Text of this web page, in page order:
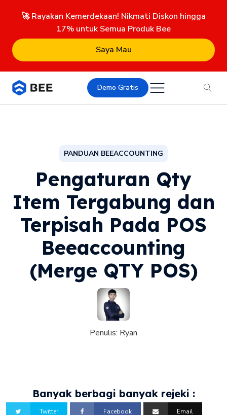
🚀 Rayakan Kemerdekaan! Nikmati Diskon hingga
17% untuk Semua Produk Bee
Saya Mau
Demo Gratis
PANDUAN BEEACCOUNTING
Pengaturan Qty
Item Tergabung dan
Terpisah Pada POS
Beeaccounting
(Merge QTY POS)
Penulis: Ryan
Banyak berbagi banyak rejeki :
Twitter Facebook Email